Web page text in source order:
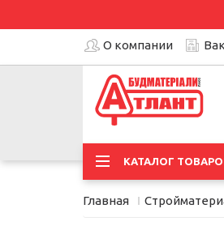
О компании
КАТАЛОГ
Главная